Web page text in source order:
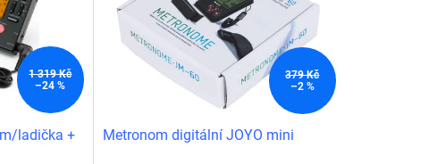
1 319 Kč
–24 %
ladička +
379 Kč
–2 %
Metronom digitální JOYO mini